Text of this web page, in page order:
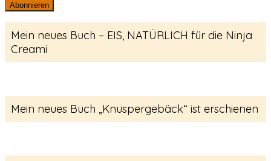
Adresse
Abonnieren
Mein neues Buch – EIS, NATÜRLICH für die Ninja
Creami
Mein neues Buch „Knuspergebäck“ ist erschienen